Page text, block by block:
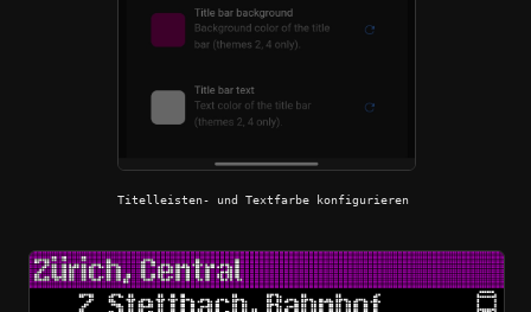
Titelleisten- und Textfarbe konfigurieren